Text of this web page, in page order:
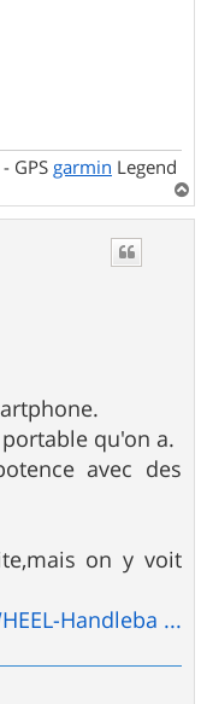
GPS garmin Legend
a
qu'on a.
avec des
on y voit
Handleba ...